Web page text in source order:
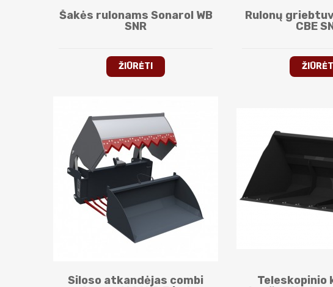
Šakės rulonams Sonarol WB
SNR
ŽIŪRĖTI
Rulonų
CBE
ŽIŪRĖTI
Siloso atkandėjas combi
Teleskopinio